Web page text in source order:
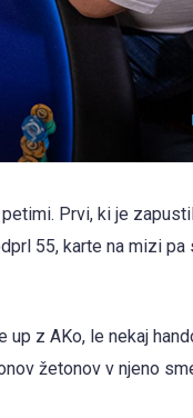
Prvi, ki je
55, karte na mizi pa
z AKo, le nekaj
žetonov v njeno